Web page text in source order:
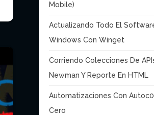
Mobile)
Actualizando Todo El
Windows Con Winget
Corriendo Colecciones De
Newman Y Reporte En HTML
Automatizaciones Con
Cero